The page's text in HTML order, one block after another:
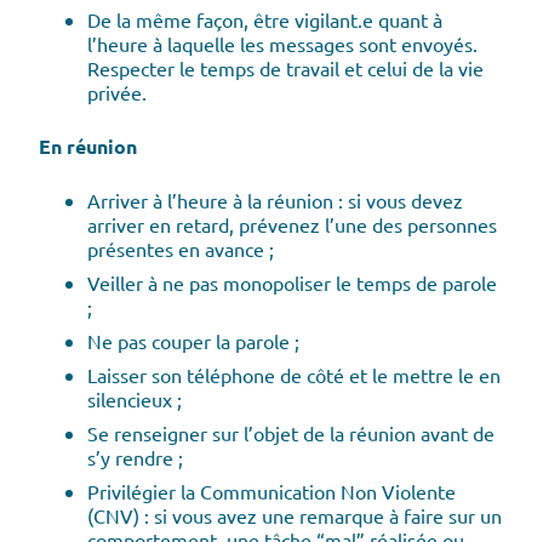
De la même façon, être vigilant.e quant à
l’heure à laquelle les messages sont envoyés.
Respecter le temps de travail et celui de la vie
privée.
En réunion
Arriver à l’heure à la réunion : si vous devez
arriver en retard, prévenez l’une des personnes
présentes en avance ;
Veiller à ne pas monopoliser le temps de parole
;
Ne pas couper la parole ;
Laisser son téléphone de côté et le mettre le en
silencieux ;
Se renseigner sur l’objet de la réunion avant de
s’y rendre ;
Privilégier la Communication Non Violente
(CNV) : si vous avez une remarque à faire sur un